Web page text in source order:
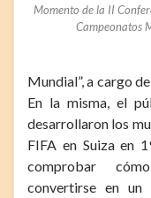
Momento de la II
Campeonatos
Mundial”, a cargo
En la misma, el
desarrollaron los
FIFA en Suiza en
comprobar
convertirse en un